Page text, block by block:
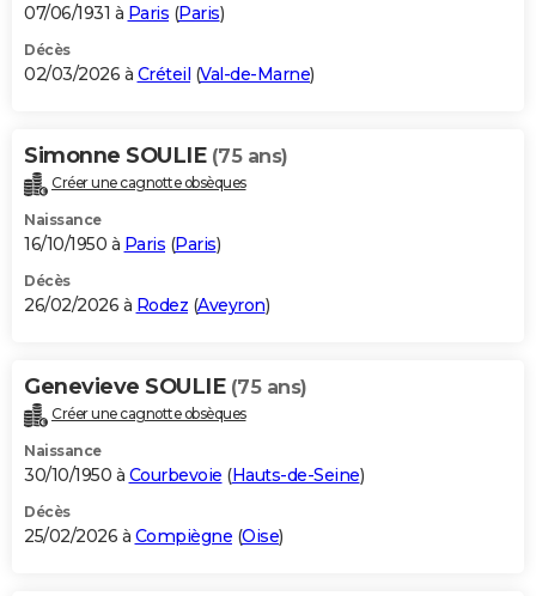
07/06/1931 à Paris (Paris)
Décès
02/03/2026 à Créteil (Val-de-Marne)
Simonne SOULIE (75 ans)
Créer une cagnotte obsèques
Naissance
16/10/1950 à Paris (Paris)
Décès
26/02/2026 à Rodez (Aveyron)
Genevieve SOULIE (75 ans)
Créer une cagnotte obsèques
Naissance
30/10/1950 à Courbevoie (Hauts-de-Seine)
Décès
25/02/2026 à Compiègne (Oise)